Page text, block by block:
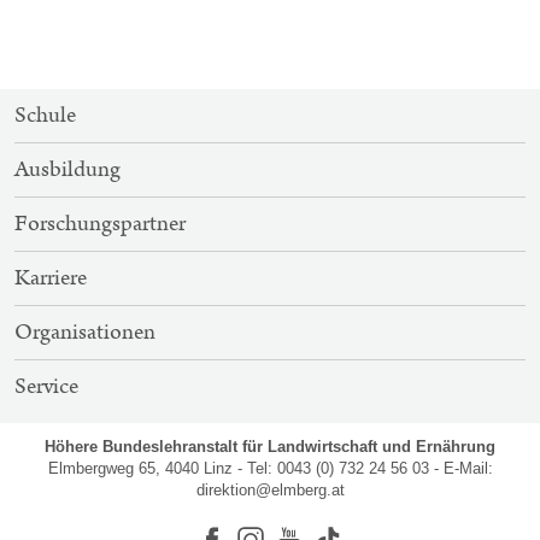
SITEMAP-
NAVIGATION
Schule
Ausbildung
Forschungspartner
Karriere
Organisationen
Service
Höhere Bundeslehranstalt für Landwirtschaft und Ernährung
Elmbergweg 65, 4040 Linz - Tel: 0043 (0) 732 24 56 03 - E-Mail:
direktion@elmberg.at
FacebookInstagramYoutube